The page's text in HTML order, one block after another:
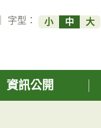
｜ 字型： 小 中 大
資訊公開